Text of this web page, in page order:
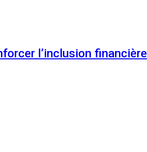
l’inclusion financière